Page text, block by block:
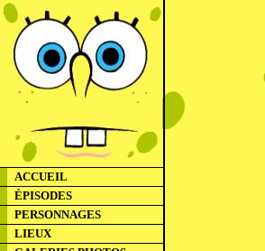
ACCUEIL
ÉPISODES
PERSONNAGES
LIEUX